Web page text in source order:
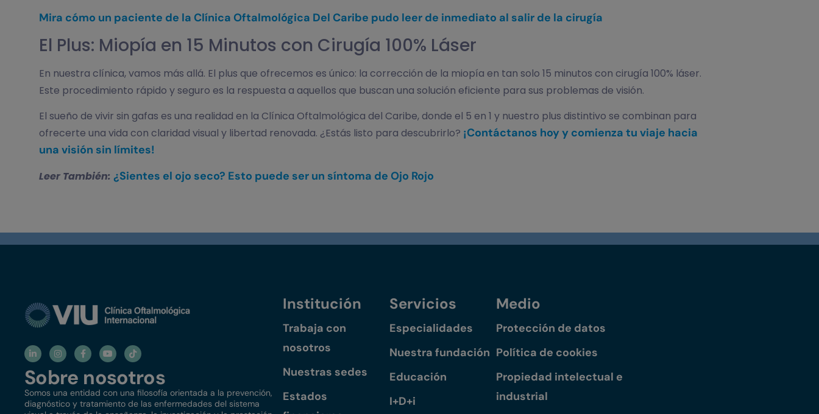
Mira cómo un paciente de la Clínica Oftalmológica Del Caribe pudo leer de inmediato al salir de la cirugía
El Plus: Miopía en 15 Minutos con Cirugía 100% Láser
En nuestra clínica, vamos más allá. El plus que ofrecemos es único: la corrección de la miopía en tan solo 15 minutos con cirugía 100% láser.
Este procedimiento rápido y seguro es la respuesta a aquellos que buscan una solución eficiente para sus problemas de visión.
El sueño de vivir sin gafas es una realidad en la Clínica Oftalmológica del Caribe, donde el 5 en 1 y nuestro plus distintivo se combinan para
ofrecerte una vida con claridad visual y libertad renovada. ¿Estás listo para descubrirlo? ¡Contáctanos hoy y comienza tu viaje hacia
una visión sin límites!
Leer También: ¿Sientes el ojo seco? Esto puede ser un síntoma de Ojo Rojo
Sobre nosotros
Somos una entidad con una filosofía orientada a la prevención,
diagnóstico y tratamiento de las enfermedades del sistema
Institución
Trabaja con
nosotros
Nuestras sedes
Estados
Servicios
Especialidades
Nuestra fundación
Educación
I+D+i
Medio
Protección de datos
Política de cookies
Propiedad intelectual e
industrial